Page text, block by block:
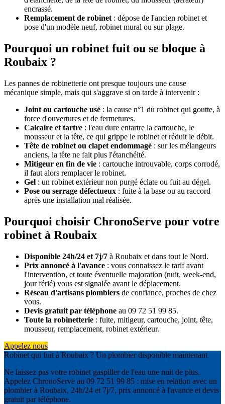
encrassé.
Remplacement de robinet : dépose de l'ancien robinet et
pose d'un modèle neuf, robinet mural ou sur plage.
Pourquoi un robinet fuit ou se bloque à
Roubaix ?
Les pannes de robinetterie ont presque toujours une cause
mécanique simple, mais qui s'aggrave si on tarde à intervenir :
Joint ou cartouche usé : la cause n°1 du robinet qui goutte, à
force d'ouvertures et de fermetures.
Calcaire et tartre : l'eau dure entartre la cartouche, le
mousseur et la tête, ce qui grippe le robinet et réduit le débit.
Tête de robinet ou clapet endommagé : sur les mélangeurs
anciens, la tête ne fait plus l'étanchéité.
Mitigeur en fin de vie : cartouche introuvable, corps corrodé,
il faut alors remplacer le robinet.
Gel : un robinet extérieur non purgé éclate ou fuit au dégel.
Pose ou serrage défectueux : fuite à la base ou au raccord
après une installation mal réalisée.
Pourquoi choisir ChronoServe pour votre
robinet à Roubaix
Disponible 24h/24 et 7j/7 à Roubaix et dans tout le Nord.
Prix annoncé à l'avance : vous connaissez le tarif avant
l'intervention, et toute éventuelle majoration (nuit, week-end,
jour férié) vous est signalée avant le déplacement.
Réseau d'artisans plombiers de confiance, proches de chez
vous.
Devis gratuit par téléphone au 09 72 51 99 85.
Toute la robinetterie : fuite, mitigeur, cartouche, joint, tête,
mousseur, remplacement, robinet extérieur.
Appelez nous
Robinet qui fuit à Roubaix ? Un plombier disponible maintenant
Ne laissez pas votre robinet gaspiller de l'eau une nuit de plus.
Appelez ChronoServe au 09 72 51 99 85 : mise en relation avec un
plombier à Roubaix, 24h/24 et 7j/7, prix annoncé à l'avance et devis
gratuit par téléphone.